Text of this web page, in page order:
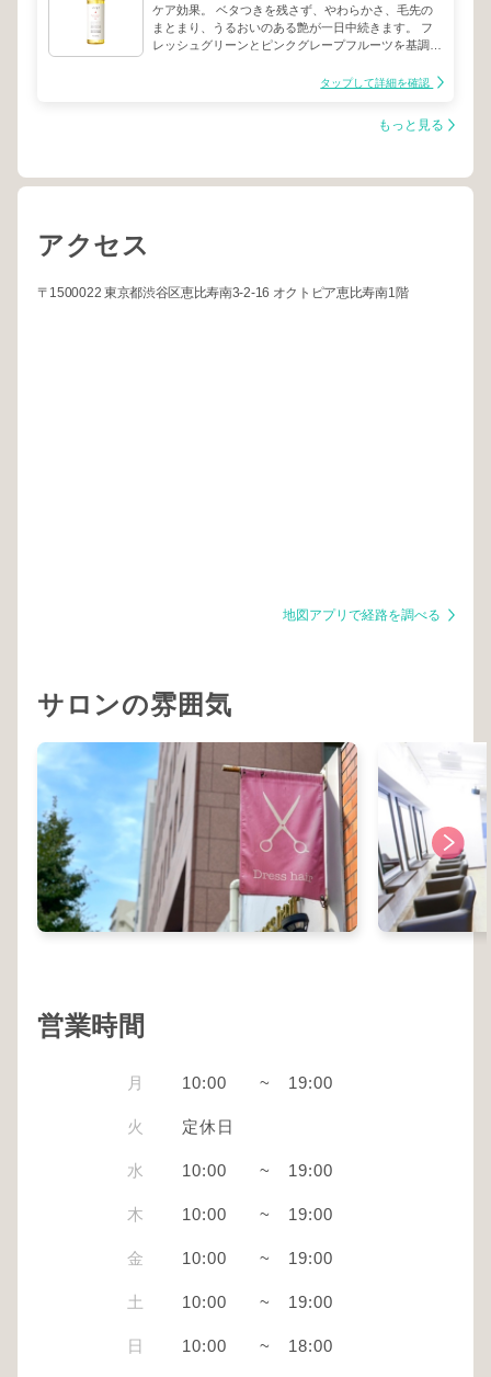
ケア効果。 ベタつきを残さず、やわらかさ、毛先の
まとまり、うるおいのある艶が一日中続きます。 フ
レッシュグリーンとピンクグレープフルーツを基調と
タップして詳細を確認
もっと見る
アクセス
〒1500022 東京都渋谷区恵比寿南3-2-16 オクトピア恵比寿南1階
地図アプリで経路を調べる
サロンの雰囲気
営業時間
月 10:00 ~ 19:00
火 定休日
水 10:00 ~ 19:00
木 10:00 ~ 19:00
金 10:00 ~ 19:00
土 10:00 ~ 19:00
日 10:00 ~ 18:00